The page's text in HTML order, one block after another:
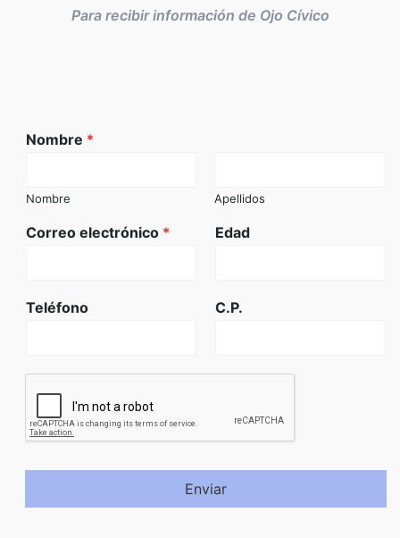
Para recibir información de Ojo Cívico
Nombre *
Nombre Apellidos
Correo electrónico * Edad
Teléfono C.P.
Enviar